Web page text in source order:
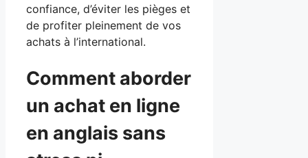
confiance, d’éviter les pièges et
de profiter pleinement de vos
achats à l’international.
Comment aborder
un achat en ligne
en anglais sans